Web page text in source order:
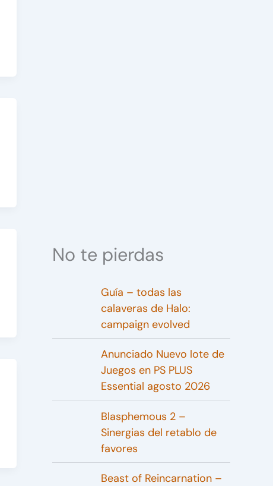
No te pierdas
Guía – todas las
calaveras de Halo:
campaign evolved
Anunciado Nuevo lote de
Juegos en PS PLUS
Essential agosto 2026
Blasphemous 2 –
Sinergias del retablo de
favores
Beast of Reincarnation –